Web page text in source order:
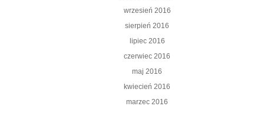
wrzesień 2016
sierpień 2016
lipiec 2016
czerwiec 2016
maj 2016
kwiecień 2016
marzec 2016